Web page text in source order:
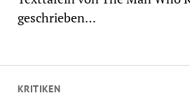
KRITIKEN
geschrieben…